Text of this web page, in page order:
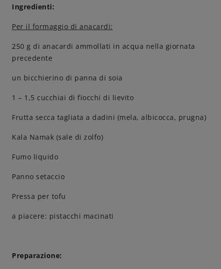
Ingredienti:
Per il formaggio di anacardi:
250 g di anacardi ammollati in acqua nella giornata
precedente
un bicchierino di panna di soia
1 – 1,5 cucchiai di fiocchi di lievito
Frutta secca tagliata a dadini (mela, albicocca, prugna)
Kala Namak (sale di zolfo)
Fumo liquido
Panno setaccio
Pressa per tofu
a piacere: pistacchi macinati
Preparazione: